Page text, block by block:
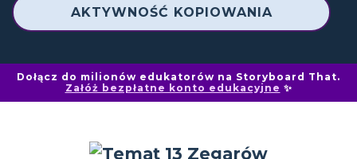
AKTYWNOŚĆ KOPIOWANIA
Dołącz do milionów edukatorów na Storyboard That.
Załóż bezpłatne konto edukacyjne ✨